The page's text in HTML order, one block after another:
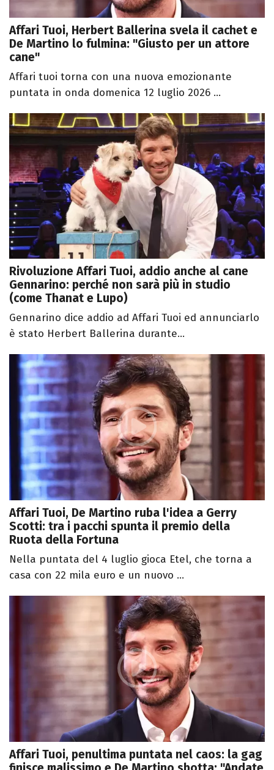
Affari Tuoi, Herbert Ballerina svela il cachet e
De Martino lo fulmina: "Giusto per un attore
cane"
Affari tuoi torna con una nuova emozionante
puntata in onda domenica 12 luglio 2026 ...
Rivoluzione Affari Tuoi, addio anche al cane
Gennarino: perché non sarà più in studio
(come Thanat e Lupo)
Gennarino dice addio ad Affari Tuoi ed annunciarlo
è stato Herbert Ballerina durante...
Affari Tuoi, De Martino ruba l'idea a Gerry
Scotti: tra i pacchi spunta il premio della
Ruota della Fortuna
Nella puntata del 4 luglio gioca Etel, che torna a
casa con 22 mila euro e un nuovo ...
Affari Tuoi, penultima puntata nel caos: la gag